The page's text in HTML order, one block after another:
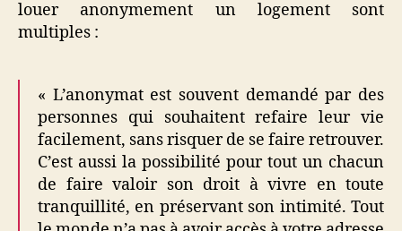
louer anonymement un logement sont
multiples :
« L’anonymat est souvent demandé par des
personnes qui souhaitent refaire leur vie
facilement, sans risquer de se faire retrouver.
C’est aussi la possibilité pour tout un chacun
de faire valoir son droit à vivre en toute
tranquillité, en préservant son intimité. Tout